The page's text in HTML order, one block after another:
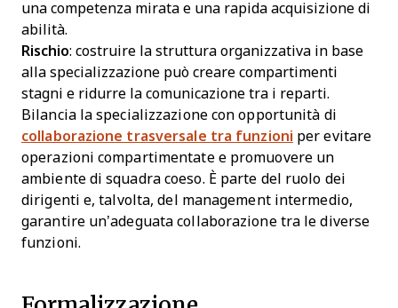
una competenza mirata e una rapida acquisizione di
abilità.
Rischio: costruire la struttura organizzativa in base
alla specializzazione può creare compartimenti
stagni e ridurre la comunicazione tra i reparti.
Bilancia la specializzazione con opportunità di
collaborazione trasversale tra funzioni per evitare
operazioni compartimentate e promuovere un
ambiente di squadra coeso. È parte del ruolo dei
dirigenti e, talvolta, del management intermedio,
garantire un’adeguata collaborazione tra le diverse
funzioni.